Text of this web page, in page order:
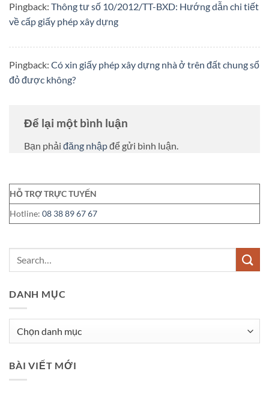
Pingback: Thông tư số 10/2012/TT-BXD: Hướng dẫn chi tiết
về cấp giấy phép xây dựng
Pingback: Có xin giấy phép xây dựng nhà ở trên đất chung sổ
đỏ được không?
Để lại một bình luận
Bạn phải đăng nhậpđể gửi bình luận.
HỖ TRỢ TRỰC TUYẾN
Hotline: 08 38 89 67 67
DANH MỤC
BÀI VIẾT MỚI